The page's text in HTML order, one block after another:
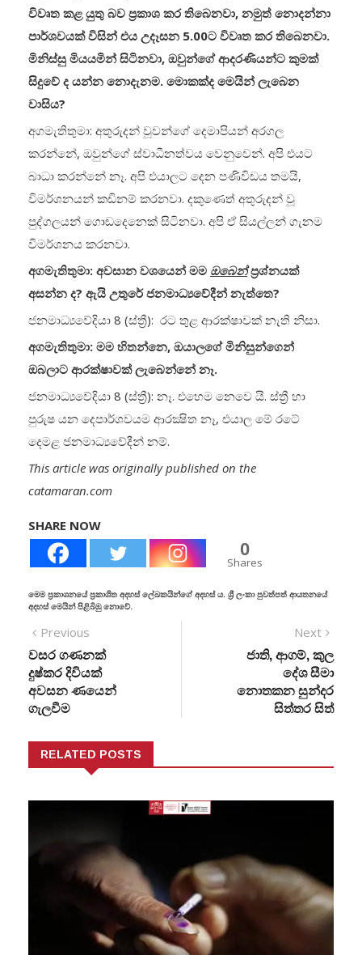
විවෘත කළ යුතු බව ප්‍රකාශ කර තිබෙනවා, නමුත් නොදන්නා
පාර්ශවයක් විසින් එය උදෑසන 5.00ට විවෘත කර තිබෙනවා.
මිනිස්සු මියයමින් සිටිනවා, ඔවුන්ගේ ආදරණියන්ට කුමක්
සිදුවේ ද යන්න නොදැනම. මොකක්ද මෙයින් ලැබෙන
වාසිය?
අගමැතිතුමා: අතුරුදන් වූවන්ගේ දෙමාපියන් අරගල
කරන්නේ, ඔවුන්ගේ ස්වාධීනත්වය වෙනුවෙන්. අපි එයට
බාධා කරන්නේ නෑ. අපි එයාලට දෙන පණිවිඩය තමයි,
විමර්ශනයන් කඩිනම් කරනවා. දකුණෙත් අතුරුදන් වූ
පුද්ගලයන් ගොඩදෙනෙක් සිටිනවා. අපි ඒ සියල්ලන් ගැනම
විමර්ශනය කරනවා.
අගමැතිතුමා: අවසාන වශයෙන් මම ඔබෙන්ප්‍රශ්නයක්
අසන්න ද? ඇයි උතුරේ ජනමාධ්‍යවේදීන් නැත්තෙ?
ජනමාධ්‍යවේදියා 8 (ස්ත්‍රී): රට තුළ ආරක්ෂාවක් නැති නිසා.
අගමැතිතුමා: මම හිතන්නෙ, ඔයාලගේ මිනිසුන්ගෙන්
ඔබලාට ආරක්ෂාවක් ලැබෙන්නේ නෑ.
ජනමාධ්‍යවේදියා 8 (ස්ත්‍රී): නෑ. එහෙම නෙවෙ යි. ස්ත්‍රී හා
පුරුෂ යන දෙපාර්ශවයම ආරක්‍ෂිත නෑ, එයාල මේ රටේ
දෙමළ ජනමාධ්‍යවේදීන් නම්.
This article was originally published on the
catamaran.com
SHARE NOW
0
Shares
මෙම ප්‍රකාශනයේ ප්‍රකාශිත අදහස් ලේඛකයින්ගේ අදහස් ය. ශ්‍රී ලංකා පුවත්පත් ආයතනයේ
අදහස් මෙයින් පිළිබිඹු නොවේ.
Previous
වසර ගණනක්
දුෂ්කර දිවියක්
අවසන ණයෙන්
ගැලවීම
Next
ජාති, ආගම්, කුල
දේශ සීමා
නොතකන සුන්දර
සිත්තර සිත්
RELATED POSTS